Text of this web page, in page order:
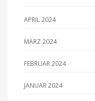
APRIL 2024
MÄRZ 2024
FEBRUAR 2024
JANUAR 2024